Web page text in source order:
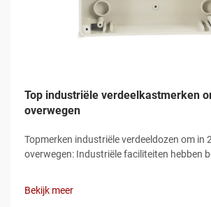
Top industriële verdeelkastmerken
overwegen
Topmerken industriële verdeeldozen om in
overwegen: Industriële faciliteiten hebben
stroomverdelingssysteem. Van productie…
Bekijk meer